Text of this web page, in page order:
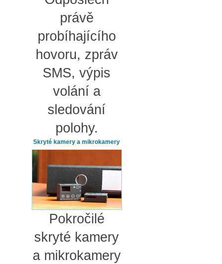
právě
probíhajícího
hovoru, zpráv
SMS, výpis
volání a
sledování
polohy.
Skryté kamery a mikrokamery
Pokročilé
skryté kamery
a mikrokamery